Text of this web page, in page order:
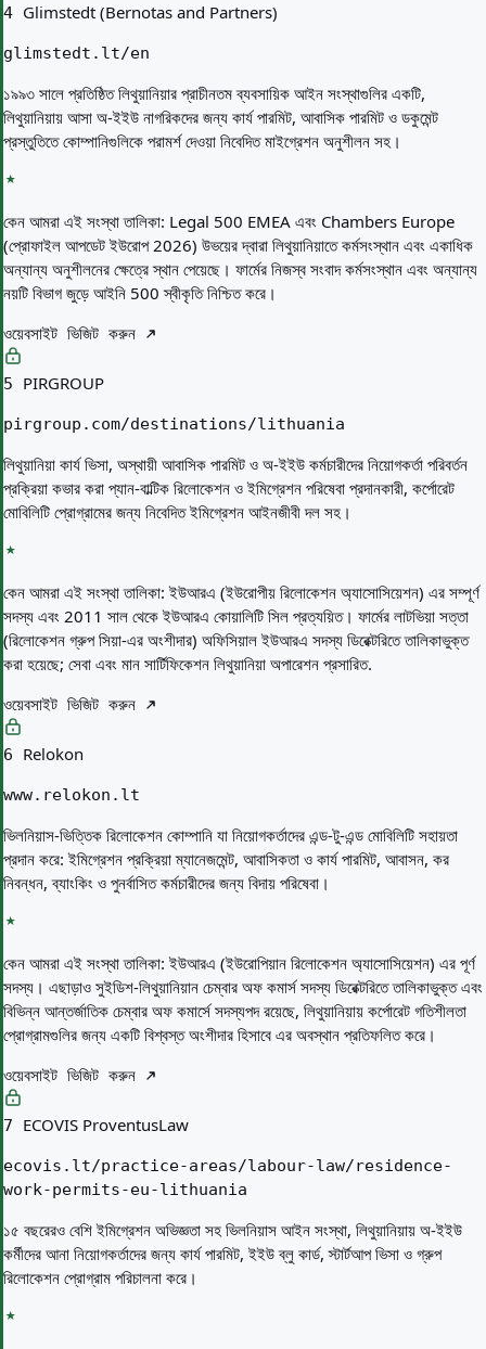
4 Glimstedt (Bernotas and Partners)
glimstedt.lt/en
১৯৯৩ সালে প্রতিষ্ঠিত লিথুয়ানিয়ার প্রাচীনতম ব্যবসায়িক আইন সংস্থাগুলির একটি,
লিথুয়ানিয়ায় আসা অ-ইইউ নাগরিকদের জন্য কার্য পারমিট, আবাসিক পারমিট ও ডকুমেন্ট
প্রস্তুতিতে কোম্পানিগুলিকে পরামর্শ দেওয়া নিবেদিত মাইগ্রেশন অনুশীলন সহ।
কেন আমরা এই সংস্থা তালিকা: Legal 500 EMEA এবং Chambers Europe
(প্রোফাইল আপডেট ইউরোপ 2026) উভয়ের দ্বারা লিথুয়ানিয়াতে কর্মসংস্থান এবং একাধিক
অন্যান্য অনুশীলনের ক্ষেত্রে স্থান পেয়েছে। ফার্মের নিজস্ব সংবাদ কর্মসংস্থান এবং অন্যান্য
নয়টি বিভাগ জুড়ে আইনি 500 স্বীকৃতি নিশ্চিত করে।
ওয়েবসাইট ভিজিট করুন
5 PIRGROUP
pirgroup.com/destinations/lithuania
লিথুয়ানিয়া কার্য ভিসা, অস্থায়ী আবাসিক পারমিট ও অ-ইইউ কর্মচারীদের নিয়োগকর্তা পরিবর্তন
প্রক্রিয়া কভার করা প্যান-বাল্টিক রিলোকেশন ও ইমিগ্রেশন পরিষেবা প্রদানকারী, কর্পোরেট
মোবিলিটি প্রোগ্রামের জন্য নিবেদিত ইমিগ্রেশন আইনজীবী দল সহ।
কেন আমরা এই সংস্থা তালিকা:ইউআরএ (ইউরোপীয় রিলোকেশন অ্যাসোসিয়েশন) এর সম্পূর্ণ
সদস্য এবং 2011 সাল থেকে ইউআরএ কোয়ালিটি সিল প্রত্যয়িত। ফার্মের লাটভিয়া সত্তা
(রিলোকেশন গ্রুপ সিয়া-এর অংশীদার) অফিসিয়াল ইউআরএ সদস্য ডিরেক্টরিতে তালিকাভুক্ত
করা হয়েছে; সেবা এবং মান সার্টিফিকেশন লিথুয়ানিয়া অপারেশন প্রসারিত.
ওয়েবসাইট ভিজিট করুন
6 Relokon
www.relokon.lt
ভিলনিয়াস-ভিত্তিক রিলোকেশন কোম্পানি যা নিয়োগকর্তাদের এন্ড-টু-এন্ড মোবিলিটি সহায়তা
প্রদান করে: ইমিগ্রেশন প্রক্রিয়া ম্যানেজমেন্ট, আবাসিকতা ও কার্য পারমিট, আবাসন, কর
নিবন্ধন, ব্যাংকিং ও পুনর্বাসিত কর্মচারীদের জন্য বিদায় পরিষেবা।
কেন আমরা এই সংস্থা তালিকা:ইউআরএ (ইউরোপিয়ান রিলোকেশন অ্যাসোসিয়েশন) এর পূর্ণ
সদস্য। এছাড়াও সুইডিশ-লিথুয়ানিয়ান চেম্বার অফ কমার্স সদস্য ডিরেক্টরিতে তালিকাভুক্ত এবং
বিভিন্ন আন্তর্জাতিক চেম্বার অফ কমার্সে সদস্যপদ রয়েছে, লিথুয়ানিয়ায় কর্পোরেট গতিশীলতা
প্রোগ্রামগুলির জন্য একটি বিশ্বস্ত অংশীদার হিসাবে এর অবস্থান প্রতিফলিত করে।
ওয়েবসাইট ভিজিট করুন
7 ECOVIS ProventusLaw
ecovis.lt/practice-areas/labour-law/residence-
work-permits-eu-lithuania
১৫ বছরেরও বেশি ইমিগ্রেশন অভিজ্ঞতা সহ ভিলনিয়াস আইন সংস্থা, লিথুয়ানিয়ায় অ-ইইউ
কর্মীদের আনা নিয়োগকর্তাদের জন্য কার্য পারমিট, ইইউ ব্লু কার্ড, স্টার্টআপ ভিসা ও গ্রুপ
রিলোকেশন প্রোগ্রাম পরিচালনা করে।